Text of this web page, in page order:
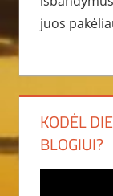
juos
KODĖL
BLOGIUI?